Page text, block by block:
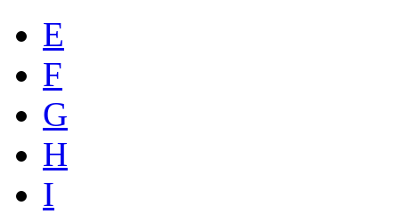
E
F
G
H
I